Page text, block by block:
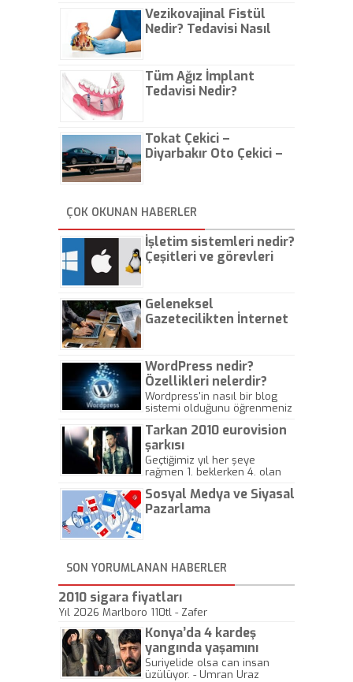
Vezikovajinal Fistül
Nedir? Tedavisi Nasıl
Tüm Ağız İmplant
Tedavisi Nedir?
Tokat Çekici –
Diyarbakır Oto Çekici –
ÇOK OKUNAN HABERLER
İşletim sistemleri nedir?
Çeşitleri ve görevleri
Geleneksel
Gazetecilikten İnternet
WordPress nedir?
Özellikleri nelerdir?
Wordpress'in nasıl bir blog
sistemi olduğunu öğrenmeniz
Tarkan 2010 eurovision
şarkısı
Geçtiğimiz yıl her şeye
rağmen 1. beklerken 4. olan
gösterisinin bu yarışmada
önemli olmadığını anlamıştır.
Sosyal Medya ve Siyasal
Pazarlama
SON YORUMLANAN HABERLER
2010 sigara fiyatları
Yıl 2026 Marlboro 110tl - Zafer
Konya’da 4 kardeş
yangında yaşamını
yitirdi
Suriyelide olsa can insan
üzülüyor. - Umran Uraz